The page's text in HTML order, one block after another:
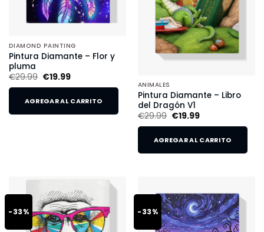
DIAMOND PAINTING
Pintura Diamante – Flor y
pluma
€29.99 €19.99
AGREGAR AL CARRITO
ANIMALES
Pintura Diamante – Libro
del Dragón V1
€29.99 €19.99
AGREGAR AL CARRITO
-33% -33%